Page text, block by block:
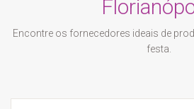
Encontre os fornecedores ideais de
festa.